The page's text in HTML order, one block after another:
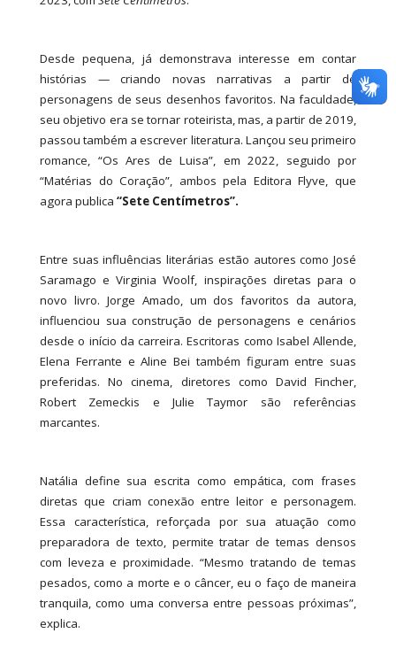
Desde pequena, já demonstrava interesse em contar
histórias — criando novas narrativas a partir de
personagens de seus desenhos favoritos. Na faculdade,
seu objetivo era se tornar roteirista, mas, a partir de 2019,
passou também a escrever literatura. Lançou seu primeiro
romance, “Os Ares de Luisa”, em 2022, seguido por
“Matérias do Coração”, ambos pela Editora Flyve, que
agora publica “Sete Centímetros”.
Entre suas influências literárias estão autores como José
Saramago e Virginia Woolf, inspirações diretas para o
novo livro. Jorge Amado, um dos favoritos da autora,
influenciou sua construção de personagens e cenários
desde o início da carreira. Escritoras como Isabel Allende,
Elena Ferrante e Aline Bei também figuram entre suas
preferidas. No cinema, diretores como David Fincher,
Robert Zemeckis e Julie Taymor são referências
marcantes.
Natália define sua escrita como empática, com frases
diretas que criam conexão entre leitor e personagem.
Essa característica, reforçada por sua atuação como
preparadora de texto, permite tratar de temas densos
com leveza e proximidade. “Mesmo tratando de temas
pesados, como a morte e o câncer, eu o faço de maneira
tranquila, como uma conversa entre pessoas próximas”,
explica.